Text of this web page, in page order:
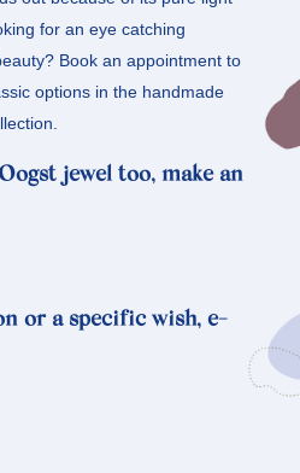
for an eye catching
Book an appointment to
options in the handmade
jewel too, make an
or a specific wish, e-